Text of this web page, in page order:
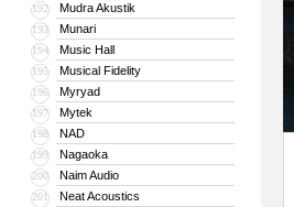
192 Mudra Akustik
193 Munari
194 Music Hall
195 Musical Fidelity
196 Myryad
197 Mytek
198 NAD
199 Nagaoka
200 Naim Audio
201 Neat Acoustics